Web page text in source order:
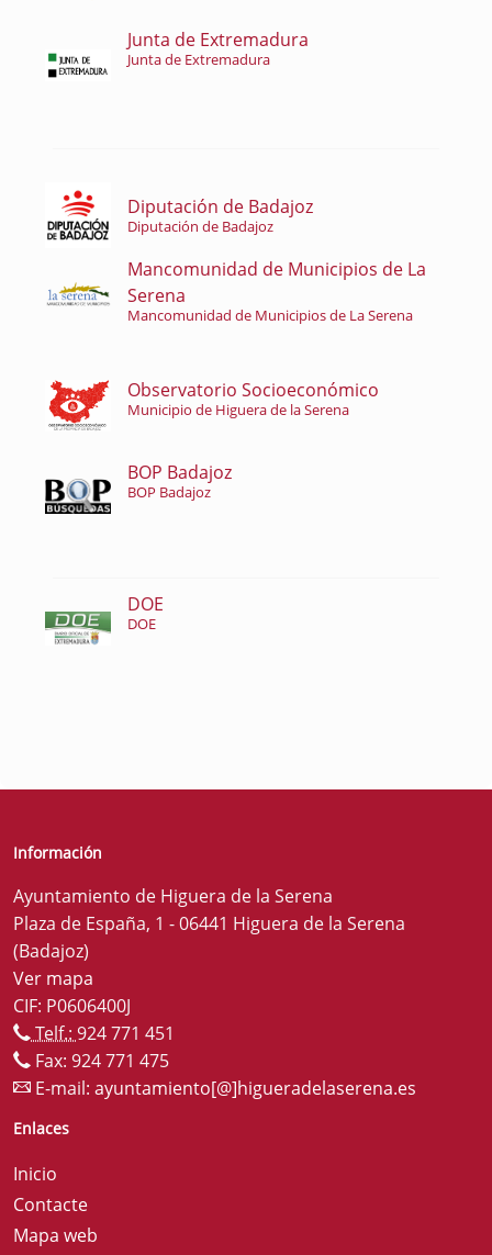
Junta de Extremadura
Junta de Extremadura
Diputación de Badajoz
Diputación de Badajoz
Mancomunidad de Municipios de La
Serena
Mancomunidad de Municipios de La Serena
Observatorio Socioeconómico
Municipio de Higuera de la Serena
BOP Badajoz
BOP Badajoz
DOE
DOE
Información
Ayuntamiento de Higuera de la Serena
Plaza de España, 1 - 06441 Higuera de la Serena
(Badajoz)
Ver mapa
CIF: P0606400J
Telf.: 924 771 451
Fax: 924 771 475
E-mail: ayuntamiento[@]higueradelaserena.es
Enlaces
Inicio
Contacte
Mapa web